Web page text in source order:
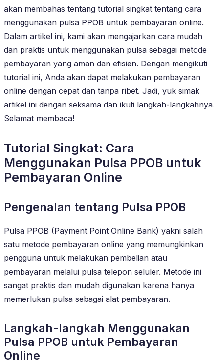
akan membahas tentang tutorial singkat tentang cara
menggunakan pulsa PPOB untuk pembayaran online.
Dalam artikel ini, kami akan mengajarkan cara mudah
dan praktis untuk menggunakan pulsa sebagai metode
pembayaran yang aman dan efisien. Dengan mengikuti
tutorial ini, Anda akan dapat melakukan pembayaran
online dengan cepat dan tanpa ribet. Jadi, yuk simak
artikel ini dengan seksama dan ikuti langkah-langkahnya.
Selamat membaca!
Tutorial Singkat: Cara
Menggunakan Pulsa PPOB untuk
Pembayaran Online
Pengenalan tentang Pulsa PPOB
Pulsa PPOB (Payment Point Online Bank) yakni salah
satu metode pembayaran online yang memungkinkan
pengguna untuk melakukan pembelian atau
pembayaran melalui pulsa telepon seluler. Metode ini
sangat praktis dan mudah digunakan karena hanya
memerlukan pulsa sebagai alat pembayaran.
Langkah-langkah Menggunakan
Pulsa PPOB untuk Pembayaran
Online